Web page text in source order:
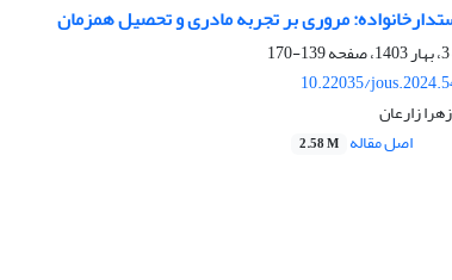
مروری بر تجربه مادری و تحصیل همزمان
139-170
10.22035/
زارعان
اصل مقاله 2.58 M